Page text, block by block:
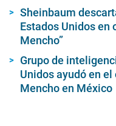
Sheinbaum
Estados Unidos en
Mencho”
Grupo de
Unidos ayudó en
Mencho en México